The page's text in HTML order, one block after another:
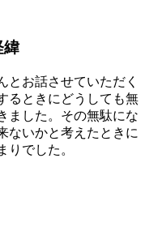
緯
とお話させていただく
るときにどうしても無
ました。その無駄にな
ないかと考えたときに
りでした。